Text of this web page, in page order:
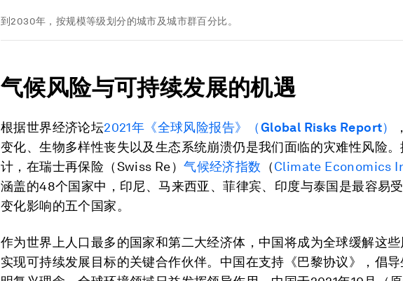
到2030年，按规模等级划分的城市及城市群百分比。
气候风险与可持续发展的机遇
根据世界经济论坛2021年《全球风险报告》（Global Risks Report）
变化、生物多样性丧失以及生态系统崩溃仍是我们面临的灾难性风险
计，在瑞士再保险（Swiss Re）气候经济指数 （Climate Economics
涵盖的48个国家中，印尼、马来西亚、菲律宾、印度与泰国是最容易
变化影响的五个国家。
作为世界上人口最多的国家和第二大经济体，中国将成为全球缓解这
实现可持续发展目标的关键合作伙伴。中国在支持《巴黎协议》，倡导